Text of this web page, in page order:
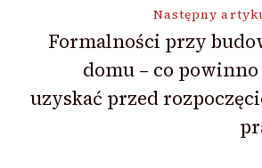
Następny
Formalności przy
domu – co powinno
uzyskać przed